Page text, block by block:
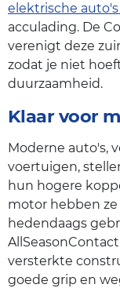
elektrische auto's
acculading. De
verenigt deze
zodat je niet
duurzaamheid.
Klaar voor
Moderne auto's,
voertuigen,
hun hogere
motor hebben
hedendaags
versterkte
goede grip en